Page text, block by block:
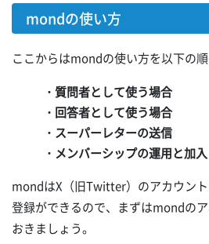
mondの使い方
ここからはmondの使い方を以下の
・質問者として使う場合
・回答者として使う場合
・スーパーレターの送信
・メンバーシップの運用と加入
mondはX（旧Twitter）のアカウン
登録ができるので、まずはmondの
おきましょう。